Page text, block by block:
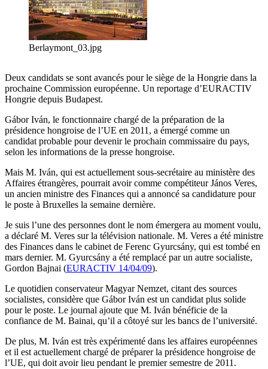
Berlaymont_03.jpg
Deux candidats se sont avancés pour le siège de la Hongrie dans la
prochaine Commission européenne. Un reportage d’EURACTIV
Hongrie depuis Budapest.
Gábor Iván, le fonctionnaire chargé de la préparation de la
présidence hongroise de l’UE en 2011, a émergé comme un
candidat probable pour devenir le prochain commissaire du pays,
selon les informations de la presse hongroise.
Mais M. Iván, qui est actuellement sous-secrétaire au ministère des
Affaires étrangères, pourrait avoir comme compétiteur János Veres,
un ancien ministre des Finances qui a annoncé sa candidature pour
le poste à Bruxelles la semaine dernière.
Je suis l’une des personnes dont le nom émergera au moment voulu,
a déclaré M. Veres sur la télévision nationale. M. Veres a été ministre
des Finances dans le cabinet de Ferenc Gyurcsány, qui est tombé en
mars dernier. M. Gyurcsány a été remplacé par un autre socialiste,
Gordon Bajnai (EURACTIV 14/04/09).
Le quotidien conservateur Magyar Nemzet, citant des sources
socialistes, considère que Gábor Iván est un candidat plus solide
pour le poste. Le journal ajoute que M. Iván bénéficie de la
confiance de M. Bainai, qu’il a côtoyé sur les bancs de l’université.
De plus, M. Iván est très expérimenté dans les affaires européennes
et il est actuellement chargé de préparer la présidence hongroise de
l’UE, qui doit avoir lieu pendant le premier semestre de 2011.